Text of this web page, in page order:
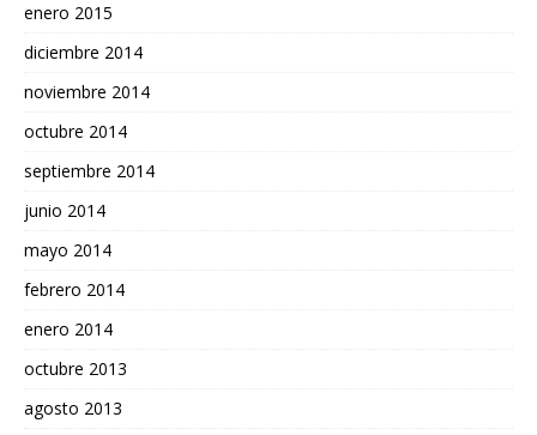
enero 2015
diciembre 2014
noviembre 2014
octubre 2014
septiembre 2014
junio 2014
mayo 2014
febrero 2014
enero 2014
octubre 2013
agosto 2013